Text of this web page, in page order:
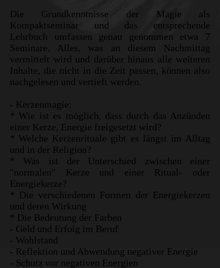
Die Grundkenntnisse der Magie als
Kompaktseminar und das entsprechende
Lehrbuch umfassen genau genommen etwa 7
Seminare. Alles, was an diesem Nachmittag
vermittelt wird und darüber hinaus alle weiteren
Inhalte, die nicht in die Zeit passen, können also
nachgelesen und vertieft werden.
- Kerzenmagie:
* Wie ist es möglich, dass durch das Anzünden
einer Kerze, Energie freigesetzt wird?
* Welche Kerzenrituale gibt es längst im Alltag
und in der Religion?
* Was ist der Unterschied zwischen einer
"normalen" Kerze und einer Ritual- oder
Energiekerze?
* Die verschiedenen Formen der Energiekerzen
und deren Wirkung
* Die Bedeutung der Farben
- Geld und Erfolg im Beruf
- Wohlstand
- Reflektion und Abwendung negativer Energie
- Schutz vor negativen Energien